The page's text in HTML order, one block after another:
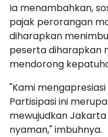
Ia menambahkan,
pajak perorangan
diharapkan
peserta diharapkan
mendorong
"Kami
Partisipasi ini
mewujudkan
nyaman," imbuhnya.